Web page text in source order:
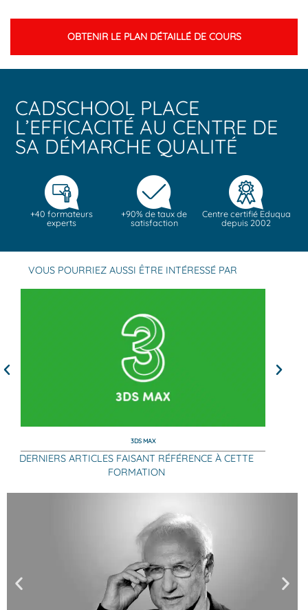
OBTENIR LE PLAN DÉTAILLÉ DE COURS
CADSCHOOL PLACE
L’EFFICACITÉ AU CENTRE DE
SA DÉMARCHE QUALITÉ
+40 formateurs
experts
+90% de taux de
satisfaction
Centre certifié Eduqua
depuis 2002
VOUS POURRIEZ AUSSI ÊTRE INTÉRESSÉ PAR
3DS MAX
DERNIERS ARTICLES FAISANT RÉFÉRENCE À CETTE
FORMATION